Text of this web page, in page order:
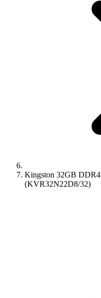
Kingston 32GB
(KVR32N22D8/32)